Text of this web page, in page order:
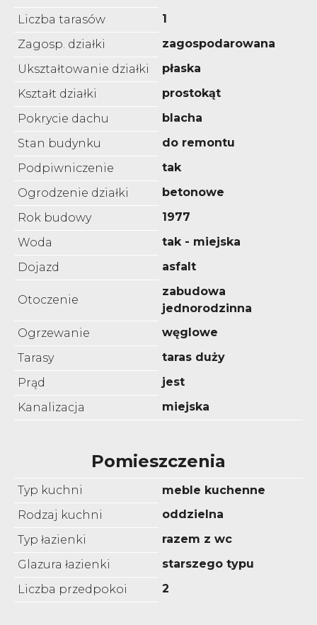
Liczba tarasów
1
Zagosp. działki
zagospodarowana
Ukształtowanie działki
płaska
Kształt działki
prostokąt
Pokrycie dachu
blacha
Stan budynku
do remontu
Podpiwniczenie
tak
Ogrodzenie działki
betonowe
Rok budowy
1977
Woda
tak - miejska
Dojazd
asfalt
Otoczenie
zabudowa
jednorodzinna
Ogrzewanie
węglowe
Tarasy
taras duży
Prąd
jest
Kanalizacja
miejska
Pomieszczenia
Typ kuchni
meble kuchenne
Rodzaj kuchni
oddzielna
Typ łazienki
razem z wc
Glazura łazienki
starszego typu
Liczba przedpokoi
2